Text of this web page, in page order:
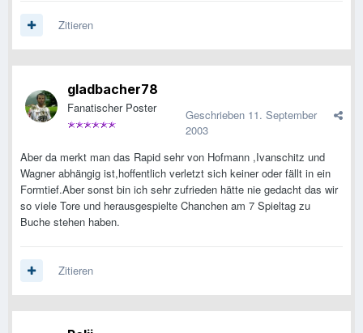
Zitieren
gladbacher78
Fanatischer Poster Geschrieben 11. September
2003
Aber da merkt man das Rapid sehr von Hofmann ,Ivanschitz und
Wagner abhängig ist,hoffentlich verletzt sich keiner oder fällt in ein
Formtief.Aber sonst bin ich sehr zufrieden hätte nie gedacht das wir
so viele Tore und herausgespielte Chanchen am 7 Spieltag zu
Buche stehen haben.
Zitieren